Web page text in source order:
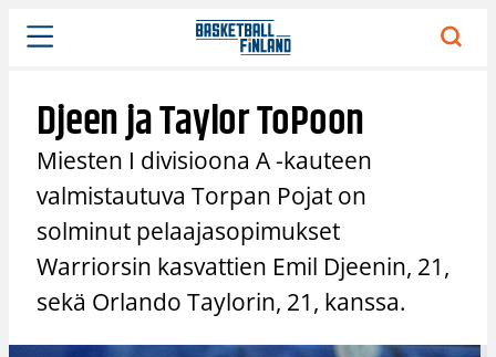
Siirry
sisältöön
Djeen ja Taylor ToPoon
Miesten I divisioona A -kauteen
valmistautuva Torpan Pojat on
solminut pelaajasopimukset
Warriorsin kasvattien Emil Djeenin, 21,
sekä Orlando Taylorin, 21, kanssa.